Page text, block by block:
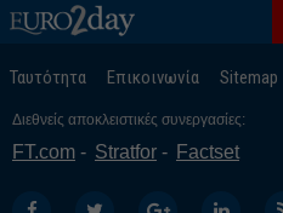
Ταυτότητα Επικοινωνία Sitemap
Διεθνείς αποκλειστικές συνεργασίες:
FT.com Stratfor Factset